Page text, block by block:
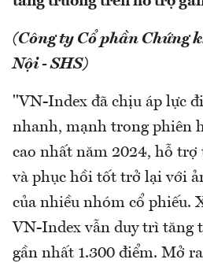
(Công ty Cổ phần Chứng
Nội - SHS)
"VN-Index đã chịu áp lực
nhanh, mạnh trong phiên
cao nhất năm 2024, hỗ trợ
và phục hồi tốt trở lại với
của nhiều nhóm cổ phiếu.
VN-Index vẫn duy trì tăng
gần nhất 1.300 điểm. Mở